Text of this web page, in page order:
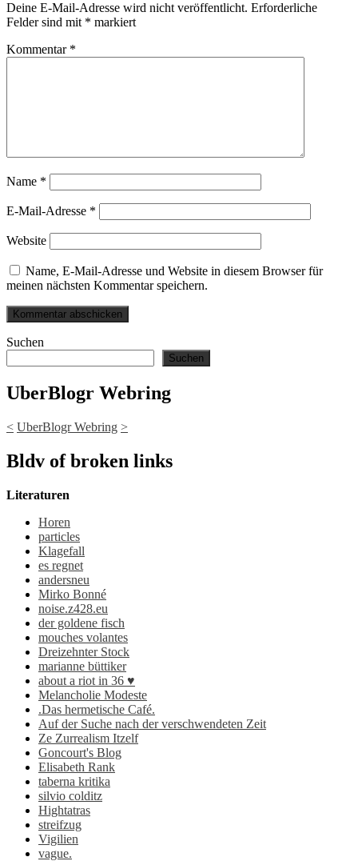
Deine E-Mail-Adresse wird nicht veröffentlicht. Erforderliche
Felder sind mit * markiert
Kommentar *
Name *
E-Mail-Adresse *
Website
Name, E-Mail-Adresse und Website in diesem Browser für
meinen nächsten Kommentar speichern.
Suchen
Suchen
UberBlogr Webring
< UberBlogr Webring >
Bldv of broken links
Literaturen
Horen
particles
Klagefall
es regnet
andersneu
Mirko Bonné
noise.z428.eu
der goldene fisch
mouches volantes
Dreizehnter Stock
marianne büttiker
about a riot in 36 ♥
Melancholie Modeste
.Das hermetische Café.
Auf der Suche nach der verschwendeten Zeit
Ze Zurrealism Itzelf
Goncourt's Blog
Elisabeth Rank
taberna kritika
silvio colditz
Hightatras
streifzug
Vigilien
vague.